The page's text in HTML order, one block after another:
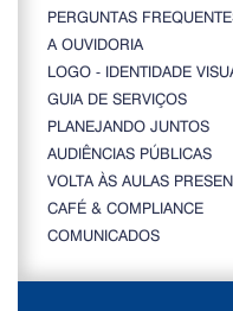
PERGUNTAS
A OUVIDORIA
LOGO - IDENTIDADE
GUIA DE SERVIÇOS
PLANEJANDO JUNTOS
AUDIÊNCIAS PÚBLICAS
VOLTA ÀS AULAS
CAFÉ & COMPLIANCE
COMUNICADOS